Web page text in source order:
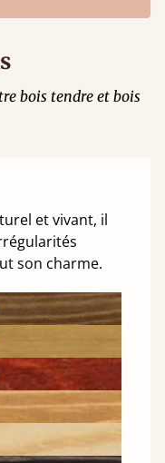
bois tendre et bois
et vivant, il
son charme.